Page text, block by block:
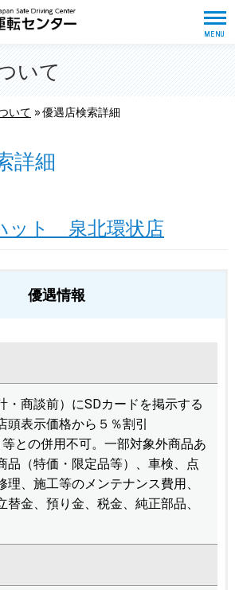
いて
いて >> 優遇店検索詳細
詳細
ット 泉北環状店
優遇情報
・商談前）にSDカードを掲示する
頭表示価格から５％割引
との併用不可。一部対象外商品あ
品（特価・限定品等）、車検、点
理、施工等のメンテナンス費用、
替金、預り金、税金、純正部品、